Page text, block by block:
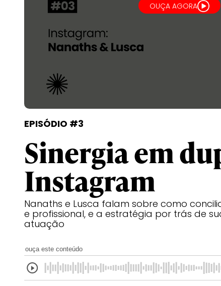
OUÇA AGORA
EPISÓDIO #3
Sinergia em
Instagram
Nanaths e Lusca falam sobre como
e profissional, e a estratégia por trás de
atuação
ouça este conteúdo